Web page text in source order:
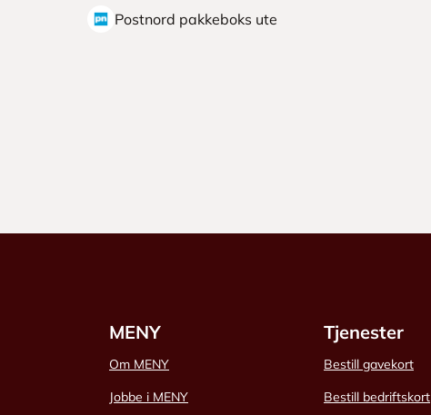
Postnord pakkeboks ute
MENY
Om MENY
Jobbe i MENY
Tjenester
Bestill gavekort
Bestill bedriftskort